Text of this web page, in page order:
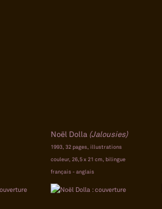
Noël Dolla (Jalousies)
1993, 32 pages, illustrations
couleur, 26,5 x 21 cm, bilingue
français - anglais